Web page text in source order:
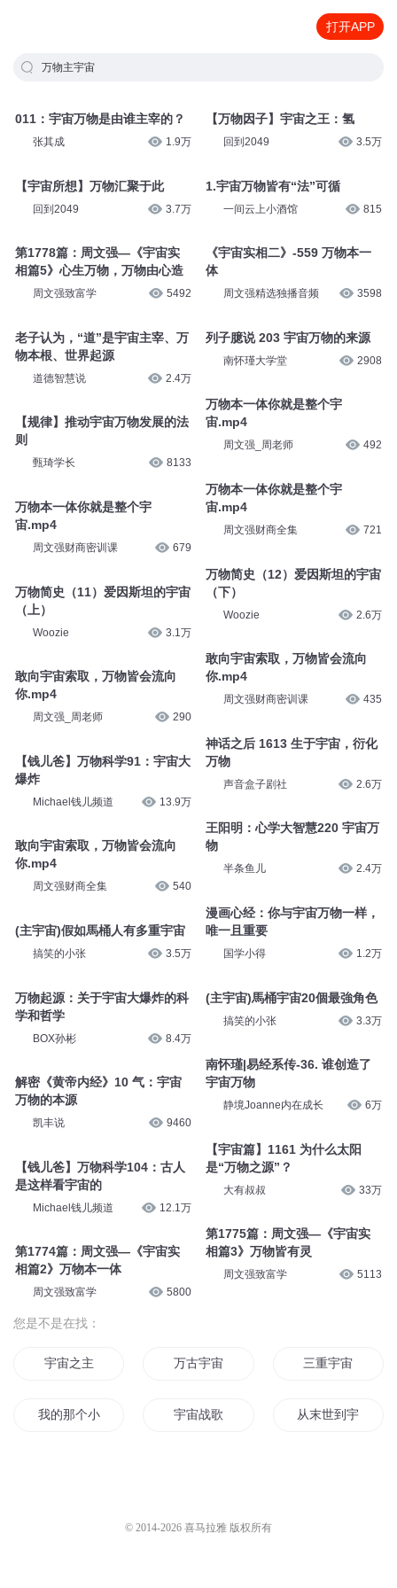
打开APP
万物主宇宙
011：宇宙万物是由谁主宰的？
张其成 1.9万
【宇宙所想】万物汇聚于此
回到2049 3.7万
第1778篇：周文强—《宇宙实
相篇5》心生万物，万物由心造
周文强致富学 5492
老子认为，“道”是宇宙主宰、万
物本根、世界起源
道德智慧说 2.4万
【规律】推动宇宙万物发展的法
则
甄琦学长 8133
万物本一体你就是整个宇
宙.mp4
周文强财商密训课 679
万物简史（11）爱因斯坦的宇宙
（上）
Woozie 3.1万
敢向宇宙索取，万物皆会流向
你.mp4
周文强_周老师 290
【钱儿爸】万物科学91：宇宙大
爆炸
Michael钱儿频道 13.9万
敢向宇宙索取，万物皆会流向
你.mp4
周文强财商全集 540
(主宇宙)假如馬桶人有多重宇宙
搞笑的小张 3.5万
万物起源：关于宇宙大爆炸的科
学和哲学
BOX孙彬 8.4万
解密《黄帝内经》10 气：宇宙
万物的本源
凯丰说 9460
【钱儿爸】万物科学104：古人
是这样看宇宙的
Michael钱儿频道 12.1万
第1774篇：周文强—《宇宙实
相篇2》万物本一体
周文强致富学 5800
【万物因子】宇宙之王：氢
回到2049 3.5万
1.宇宙万物皆有“法”可循
一间云上小酒馆 815
《宇宙实相二》-559 万物本一
体
周文强精选独播音频 3598
列子臆说 203 宇宙万物的来源
南怀瑾大学堂 2908
万物本一体你就是整个宇
宙.mp4
周文强_周老师 492
万物本一体你就是整个宇
宙.mp4
周文强财商全集 721
万物简史（12）爱因斯坦的宇宙
（下）
Woozie 2.6万
敢向宇宙索取，万物皆会流向
你.mp4
周文强财商密训课 435
神话之后 1613 生于宇宙，衍化
万物
声音盒子剧社 2.6万
王阳明：心学大智慧220 宇宙万
物
半条鱼儿 2.4万
漫画心经：你与宇宙万物一样，
唯一且重要
国学小得 1.2万
(主宇宙)馬桶宇宙20個最強角色
搞笑的小张 3.3万
南怀瑾|易经系传-36. 谁创造了
宇宙万物
静境Joanne内在成长 6万
【宇宙篇】1161 为什么太阳
是“万物之源”？
大有叔叔 33万
第1775篇：周文强—《宇宙实
相篇3》万物皆有灵
周文强致富学 5113
您是不是在找：
宇宙之主 万古宇宙 三重宇宙
我的那个小宇宙哟 宇宙战歌 从末世到宇宙
© 2014-2026 喜马拉雅 版权所有